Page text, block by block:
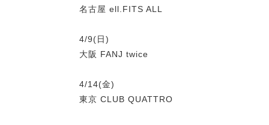
名古屋 ell.FITS ALL
4/9(日)
大阪 FANJ twice
4/14(金)
東京 CLUB QUATTRO